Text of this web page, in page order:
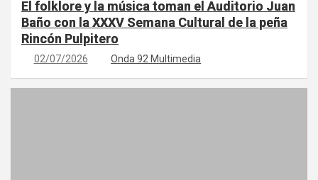
El folklore y la música toman el Auditorio Juan
Baño con la XXXV Semana Cultural de la peña
Rincón Pulpitero
02/07/2026 Onda 92 Multimedia